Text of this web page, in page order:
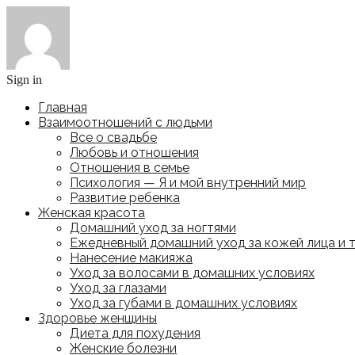
Sign in
Главная
Взаимоотношений с людьми
Все о свадьбе
Любовь и отношения
Отношения в семье
Психология — Я и мой внутренний мир
Развитие ребенка
Женская красота
Домашний уход за ногтями
Ежедневный домашний уход за кожей лица и
Нанесение макияжа
Уход за волосами в домашних условиях
Уход за глазами
Уход за губами в домашних условиях
Здоровье женщины
Диета для похудения
Женские болезни